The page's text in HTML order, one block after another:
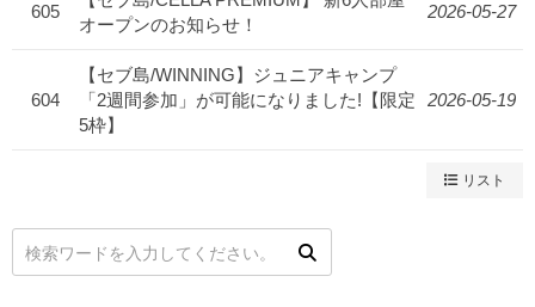
605
オープンのお知らせ！
2026-05-27
604
【セブ島/WINNING】ジュニアキャンプ
「2週間参加」が可能になりました!【限定
5枠】
2026-05-19
リスト